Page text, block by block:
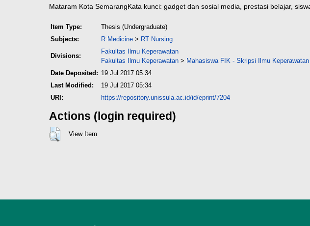
Mataram Kota SemarangKata kunci: gadget dan sosial media, prestasi belajar,
Item Type:
Thesis (Undergraduate)
Subjects:
R Medicine > RT Nursing
Divisions:
Fakultas Ilmu Keperawatan
Fakultas Ilmu Keperawatan > Mahasiswa FIK - Skripsi Ilmu Keperawatan
Date Deposited: 19 Jul 2017 05:34
Last Modified:
19 Jul 2017 05:34
URI:
https://repository.unissula.ac.id/id/eprint/7204
Actions (login required)
View Item